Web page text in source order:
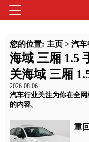
您的位置: 主页> 汽
海域 三厢 1.5
关海域 三厢
2026-08-06
汽车行业关注为你在全
的内容。